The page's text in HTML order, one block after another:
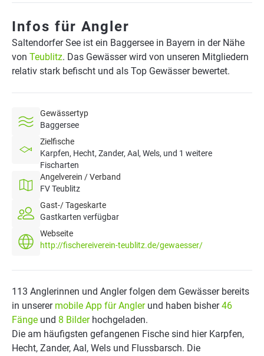
Infos für Angler
Saltendorfer See ist ein Baggersee in Bayern in der Nähe
von Teublitz. Das Gewässer wird von unseren Mitgliedern
relativ stark befischt und als Top Gewässer bewertet.
Gewässertyp
Baggersee
Zielfische
Karpfen, Hecht, Zander, Aal, Wels, und 1 weitere
Fischarten
Angelverein / Verband
FV Teublitz
Gast-/ Tageskarte
Gastkarten verfügbar
Webseite
http://fischereiverein-teublitz.de/gewaesser/
113 Anglerinnen und Angler folgen dem Gewässer bereits
in unserer mobile App für Anglerund haben bisher46
Fänge und 8 Bilderhochgeladen.
Die am häufigsten gefangenen Fische sind hier Karpfen,
Hecht, Zander, Aal, Wels und Flussbarsch. Die